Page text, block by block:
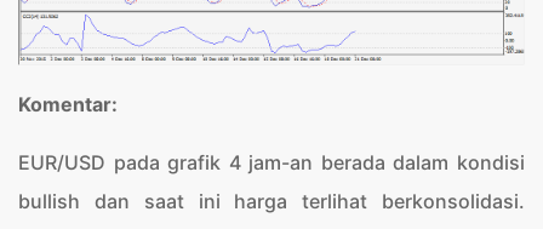
Komentar:
EUR/USD pada grafik 4 jam-an berada dalam kondisi
bullish dan saat ini harga terlihat berkonsolidasi.